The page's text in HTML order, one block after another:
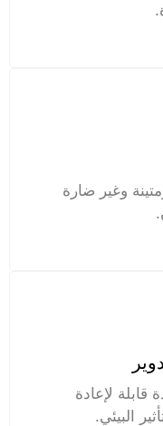
وغير ضارة
قابلة لإعادة
البيئي.